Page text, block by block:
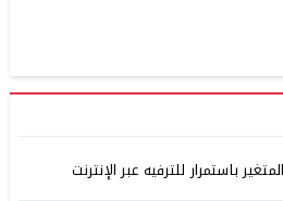
باستمرار للترفيه عبر الإنترنت